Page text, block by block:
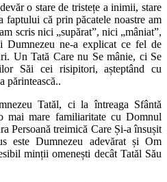
o stare de tristețe a inimii, stare
faptului că prin păcatele noastre am
scris nici „supărat”, nici „mâniat”,
Dumnezeu ne-a explicat ce fel de
Un Tată Care nu Se mânie, ci Se
Săi cei risipitori, așteptând cu
părintească..
Tatăl, ci la întreaga Sfântă
mai mare familiaritate cu Domnul
Persoană treimică Care Și-a însușit
este Dumnezeu adevărat și Om
minții omenești decât Tatăl Său